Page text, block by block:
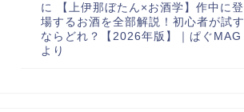
に
【上伊那ぼたん×お酒学】作中に登
場するお酒を全部解説！初心者が試す
ならどれ？【2026年版】｜ぱぐMAG
より